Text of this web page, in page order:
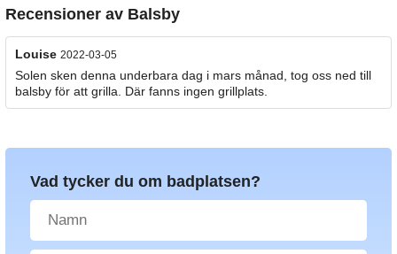
Recensioner av Balsby
Louise 2022-03-05
Solen sken denna underbara dag i mars månad, tog oss ned till
balsby för att grilla. Där fanns ingen grillplats.
Vad tycker du om badplatsen?